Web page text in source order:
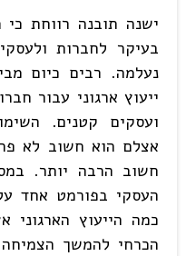
ישנה תובנה רווחת כי
בעיקר לחברות
נעלמה. רבים כיום
ייעוץ ארגוני עבור
ועסקים קטנים.
אצלם הוא חשוב לא
חשוב הרבה יותר.
העסקי בפורמט אחד
כמה הייעוץ
הכרחי להמשך